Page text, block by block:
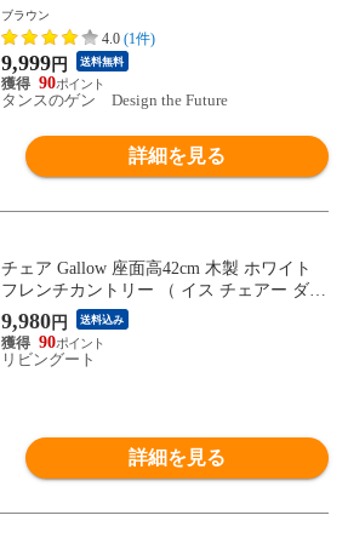
さ調整 11段階 子供椅子 ダイニングチェア
ー 座面スライド 天然木 チェア 木製 子供
用 椅子 入園 男の子 女の子 6510000168
〔ブラウン〕
ブラウン
4.0 (1件)
9,999円 送料無料
90
タンスのゲン Design the Future
詳細を見る
チェア Gallow 座面高42cm 木製 ホワイト
フレンチカントリー （ イス チェアー ダイ
ニングチェアー ワークチェア デスクチェ
ア 天然木 合皮レザー シンプル 白家具 北
欧風 おしゃれ 白 ）
9,980円 送料込み
90
リビングート
詳細を見る